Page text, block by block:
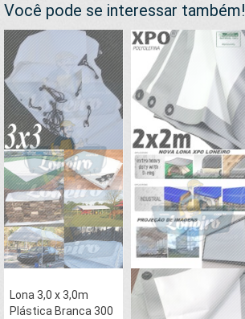
Você pode se interessar também!
Lona 3,0 x 3,0m
Plástica Branca 300